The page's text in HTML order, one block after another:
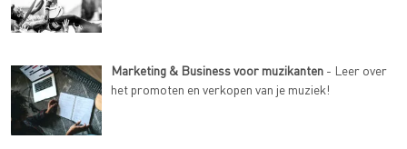
Marketing & Business voor muzikanten - Leer over
het promoten en verkopen van je muziek!